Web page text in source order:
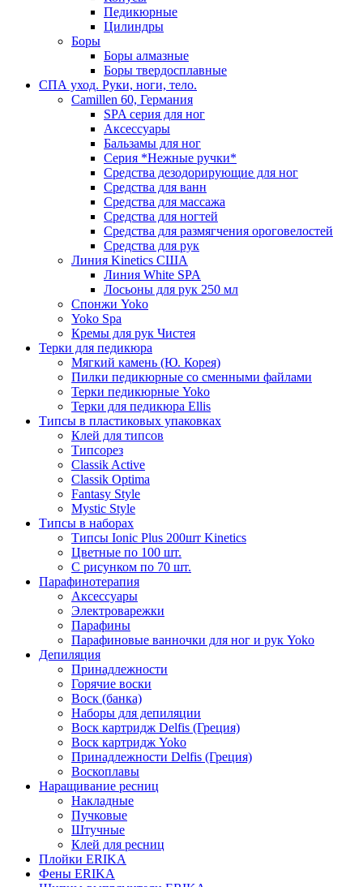
Педикюрные
Цилиндры
Боры
Боры алмазные
Боры твердосплавные
СПА уход. Руки, ноги, тело.
Camillen 60, Германия
SPA серия для ног
Аксессуары
Бальзамы для ног
Серия *Нежные ручки*
Средства дезодорирующие для ног
Средства для ванн
Средства для массажа
Средства для ногтей
Средства для размягчения ороговелостей
Средства для рук
Линия Kinetics США
Линия White SPA
Лосьоны для рук 250 мл
Спонжи Yoko
Yoko Spa
Кремы для рук Чистея
Терки для педикюра
Мягкий камень (Ю. Корея)
Пилки педикюрные со сменными файлами
Терки педикюрные Yoko
Терки для педикюра Ellis
Типсы в пластиковых упаковках
Клей для типсов
Типсорез
Classik Active
Classik Optima
Fantasy Style
Mystic Style
Типсы в наборах
Типсы Ionic Plus 200шт Kinetics
Цветные по 100 шт.
С рисунком по 70 шт.
Парафинотерапия
Аксессуары
Электроварежки
Парафины
Парафиновые ванночки для ног и рук Yoko
Депиляция
Принадлежности
Горячие воски
Воск (банка)
Наборы для депиляции
Воск картридж Delfis (Греция)
Воск картридж Yoko
Принадлежности Delfis (Греция)
Воскоплавы
Наращивание ресниц
Накладные
Пучковые
Штучные
Клей для ресниц
Плойки ERIKA
Фены ERIKA